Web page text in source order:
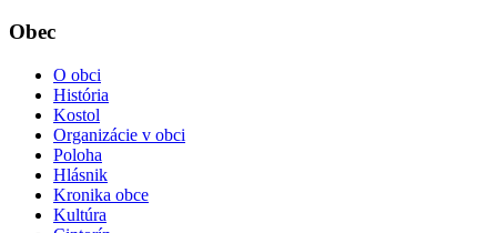
Obec
O obci
História
Kostol
Organizácie v obci
Poloha
Hlásnik
Kronika obce
Kultúra